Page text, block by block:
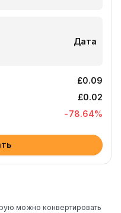
Дата
£0.09
£0.02
-78.64%
можно конвертировать